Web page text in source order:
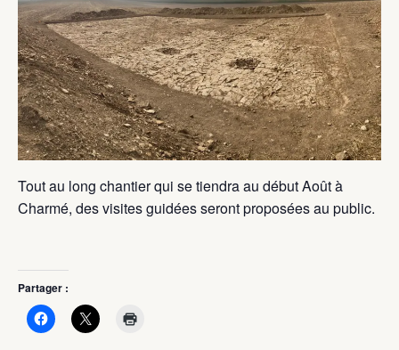
Tout au long chantier qui se tiendra au début Août à
Charmé, des visites guidées seront proposées au public.
Partager :